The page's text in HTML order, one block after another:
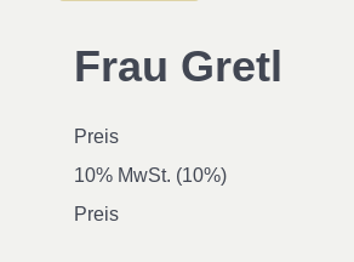
Frau Gretl
Preis
10% MwSt. (10%)
Preis